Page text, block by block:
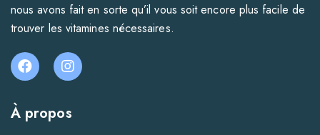
nous avons fait en sorte qu’il vous soit encore plus facile de
trouver les vitamines nécessaires.
À propos